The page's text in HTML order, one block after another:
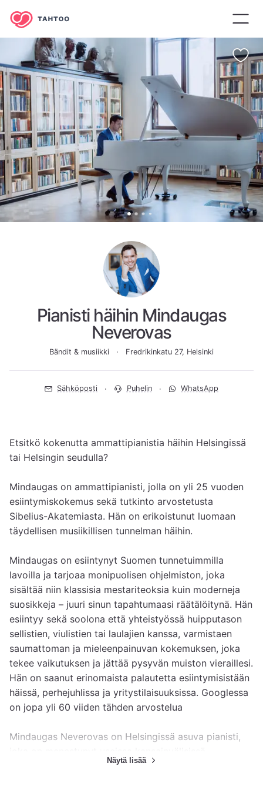
Pianisti häihin Mindaugas
Neverovas
Bändit & musiikki Fredrikinkatu 27, Helsinki
Sähköposti Puhelin WhatsApp
Etsitkö kokenutta ammattipianistia häihin Helsingissä
tai Helsingin seudulla?
Mindaugas on ammattipianisti, jolla on yli 25 vuoden
esiintymiskokemus sekä tutkinto arvostetusta
Sibelius-Akatemiasta. Hän on erikoistunut luomaan
täydellisen musiikillisen tunnelman häihin.
Mindaugas on esiintynyt Suomen tunnetuimmilla
lavoilla ja tarjoaa monipuolisen ohjelmiston, joka
sisältää niin klassisia mestariteoksia kuin moderneja
suosikkeja – juuri sinun tapahtumaasi räätälöitynä. Hän
esiintyy sekä soolona että yhteistyössä huipputason
sellistien, viulistien tai laulajien kanssa, varmistaen
saumattoman ja mieleenpainuvan kokemuksen, joka
tekee vaikutuksen ja jättää pysyvän muiston vieraillesi.
Hän on saanut erinomaista palautetta esiintymisistään
häissä, perhejuhlissa ja yritystilaisuuksissa. Googlessa
on jopa yli 60 viiden tähden arvostelua
Mindaugas Neverovas on Helsingissä asuva pianisti,
pianokilpailuissa. Hän esiintyy säännöllisesti
Näytä lisää